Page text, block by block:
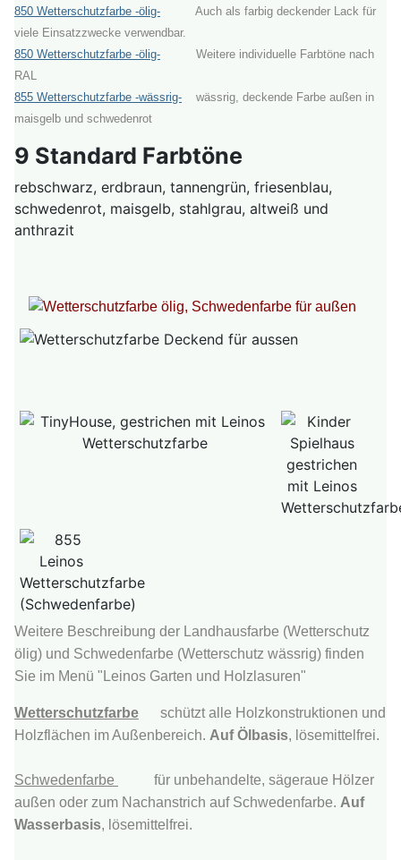
850 Wetterschutzfarbe -ölig- Auch als farbig deckender Lack für
viele Einsatzzwecke verwendbar.
850 Wetterschutzfarbe -ölig- Weitere individuelle Farbtöne nach
RAL
855 Wetterschutzfarbe -wässrig- wässrig, deckende Farbe außen in
maisgelb und schwedenrot
9 Standard Farbtöne
rebschwarz, erdbraun, tannengrün, friesenblau,
schwedenrot, maisgelb, stahlgrau, altweiß und
anthrazit
Weitere Beschreibung der Landhausfarbe (Wetterschutz
ölig) und Schwedenfarbe (Wetterschutz wässrig) finden
Sie im Menü "Leinos Garten und Holzlasuren"
Wetterschutzfarbe schützt alle Holzkonstruktionen und
Holzflächen im Außenbereich. Auf Ölbasis, lösemittelfrei.
Schwedenfarbe
für unbehandelte, sägeraue Hölzer
außen oder zum Nachanstrich auf Schwedenfarbe. Auf
Wasserbasis, lösemittelfrei.